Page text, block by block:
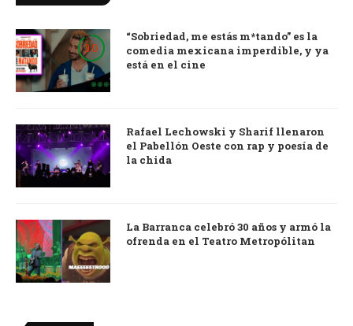
9.0
“Sobriedad, me estás m*tando” es la
comedia mexicana imperdible, y ya
está en el cine
Rafael Lechowski y Sharif llenaron
el Pabellón Oeste con rap y poesía de
la chida
La Barranca celebró 30 años y armó la
ofrenda en el Teatro Metropólitan